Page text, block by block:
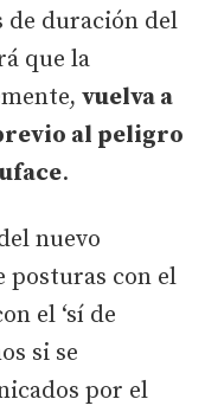
de duración del
que la
vuelva a
al peligro
.
nuevo
posturas con el
el ‘sí de
si se
por el